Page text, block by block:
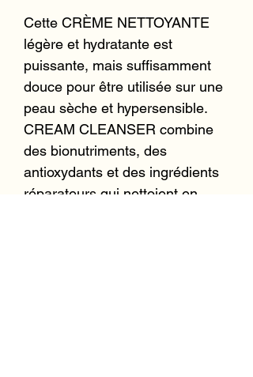
Cette CRÈME NETTOYANTE
légère et hydratante est
puissante, mais suffisamment
douce pour être utilisée sur une
peau sèche et hypersensible.
CREAM CLEANSER combine
des bionutriments, des
antioxydants et des ingrédients
réparateurs qui nettoient en